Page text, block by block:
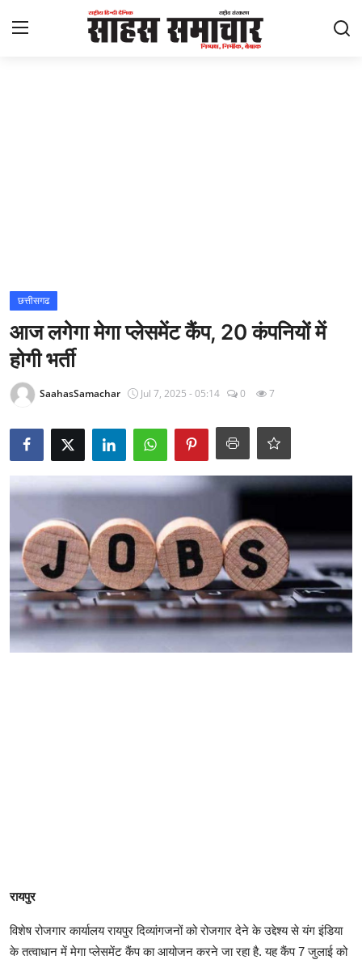
राज्य
अंतराष्ट्रीय
Epaper
धर्म
लाइफस्टाइल
टेक
छत्तीसगढ
आज लगेगा मेगा प्लेसमेंट कैंप, 20 कंपनियों में
होगी भर्ती
SaahasSamachar Jul 7, 2025 - 05:14 0 7
रायपुर
विशेष रोजगार कार्यालय रायपुर दिव्यांगजनों को रोजगार देने के उद्देश्य से यंग इंडिया
के तत्वाधान में मेगा प्लेसमेंट कैंप का आयोजन करने जा रहा है. यह कैंप 7 जुलाई को